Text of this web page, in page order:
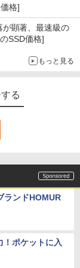
価格]
顕著、最速級の
のSSD価格]
もっと見る
る
ランドHOMUR
！ポケットに入